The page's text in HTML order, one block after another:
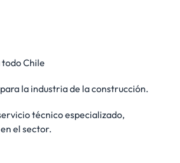
todo Chile
la industria de la construcción.
técnico especializado,
el sector.